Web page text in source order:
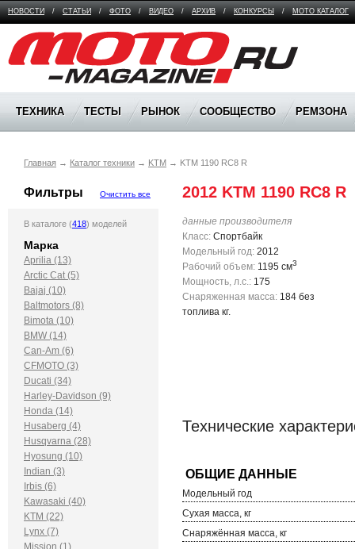
НОВОСТИ / СТАТЬИ / ФОТО / ВИДЕО / АРХИВ / КОНКУРСЫ / МОТО КАТАЛОГ
Moto Magazine
ТЕХНИКА ТЕСТЫ РЫНОК СООБЩЕСТВО РЕМЗОНА
Главная → Каталог техники → KTM → KTM 1190 RC8 R
Фильтры Очистить все
В каталоге (418) моделей
Марка
Aprilia (13)
Arctic Cat (5)
Bajaj (10)
Baltmotors (8)
Bimota (10)
BMW (14)
Can-Am (6)
CFMOTO (3)
Ducati (34)
Harley-Davidson (9)
Honda (14)
Husaberg (4)
Husqvarna (28)
Hyosung (10)
Indian (3)
Irbis (6)
Kawasaki (40)
KTM (22)
Lynx (7)
Mission (1)
2012 KTM 1190 RC8 R
данные производителя
Класс: Спортбайк
Модельный год: 2012
Рабочий объем: 1195 см3
Мощность, л.с.: 175
Снаряженная масса: 184 без
топлива кг.
Технические
Модельный год
Сухая масса, кг
Снаряжённая масса, кг